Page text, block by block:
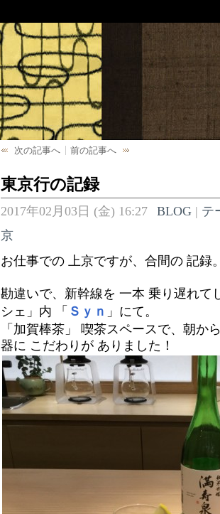
次の記事へ 前の記事へ
東京行の記録
2017年02月03日 (金) 16:27 BLOG| テ
京
お仕事での 上京ですが、合間の 記録
勘違いで、新幹線を 一本 乗り遅れて
シェ」内 「 Ｓｙｎ 」にて。
「加賀棒茶」 喫茶スペースで、朝か
器に こだわりが ありました！